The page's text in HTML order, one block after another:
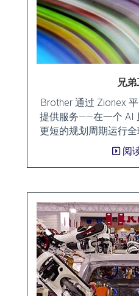
兄
Brother 通过 Zionex
提供服务——在一个 AI
更短的规划周期运行全
阅